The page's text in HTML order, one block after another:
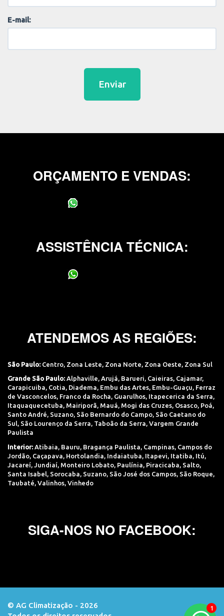
E-mail:
Enviar
ORÇAMENTO E VENDAS:
ASSISTÊNCIA TÉCNICA:
ATENDEMOS AS REGIÕES:
São Paulo: Centro, Zona Leste, Zona Norte, Zona Oeste, Zona Sul
Grande São Paulo: Alphaville, Arujá, Barueri, Caieiras, Cajamar,
Carapicuiba, Cotia, Diadema, Embu das Artes, Embu-Guaçu, Ferraz
de Vasconcelos, Franco da Rocha, Guarulhos, Itapecerica da Serra,
Itaquaquecetuba, Mairiporã, Mauá, Mogi das Cruzes, Osasco, Poá,
Santo André, Suzano, São Bernardo do Campo, São Caetano do
Sul, São Lourenço da Serra, Taboão da Serra, Vargem Grande
Paulista
Interior: Atibaia, Bauru, Bragança Paulista, Campinas, Campos do
Jordão, Caçapava, Hortolandia, Indaiatuba, Itapevi, Itatiba, Itú,
Jacareí, Jundiaí, Monteiro Lobato, Paulínia, Piracicaba, Salto,
Santa Isabel, Sorocaba, Suzano, São José dos Campos, São Roque,
Taubaté, Valinhos, Vinhedo
SIGA-NOS NO FACEBOOK:
© AG Climatização - 2026